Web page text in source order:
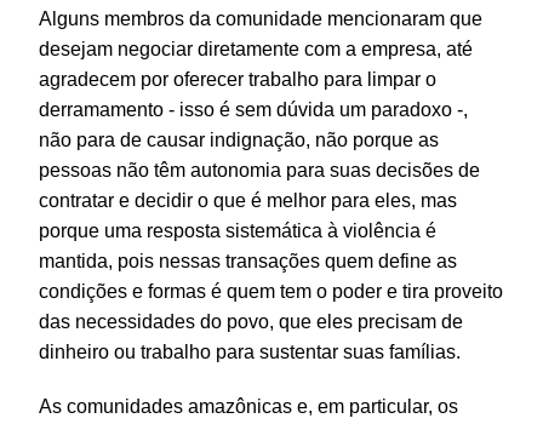
Alguns membros da comunidade mencionaram que
desejam negociar diretamente com a empresa, até
agradecem por oferecer trabalho para limpar o
derramamento - isso é sem dúvida um paradoxo -,
não para de causar indignação, não porque as
pessoas não têm autonomia para suas decisões de
contratar e decidir o que é melhor para eles, mas
porque uma resposta sistemática à violência é
mantida, pois nessas transações quem define as
condições e formas é quem tem o poder e tira proveito
das necessidades do povo, que eles precisam de
dinheiro ou trabalho para sustentar suas famílias.
As comunidades amazônicas e, em particular, os